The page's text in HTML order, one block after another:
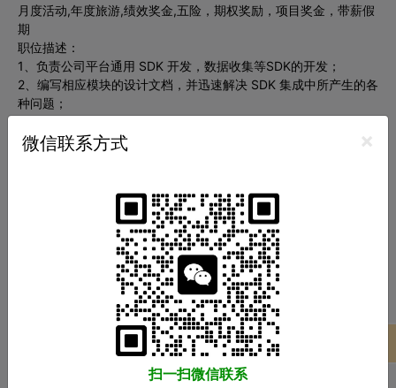
月度活动,年度旅游,绩效奖金,五险，期权奖励，项目奖金，带薪假
期
职位描述：
1、负责公司平台通用 SDK 开发，数据收集等SDK的开发；
2、编写相应模块的设计文档，并迅速解决 SDK 集成中所产生的各
种问题；
功能；
2、熟悉iPhone SDK /xCode/ Mac OS 开发环境及底层API调用；
3、熟悉TCP/UDP/HTTP/Socket等协议，熟练掌握数据结构及常
4、有多个完整的iOS项目经验，熟悉产品发布流程，至少参加过
一个完整的商业级手机应用；
5、热爱技术，积极主动，拥有极客精神，喜欢解决问题带来的乐
趣，喜欢创新和挑战；
微信联系方式 ×
扫一扫微信联系